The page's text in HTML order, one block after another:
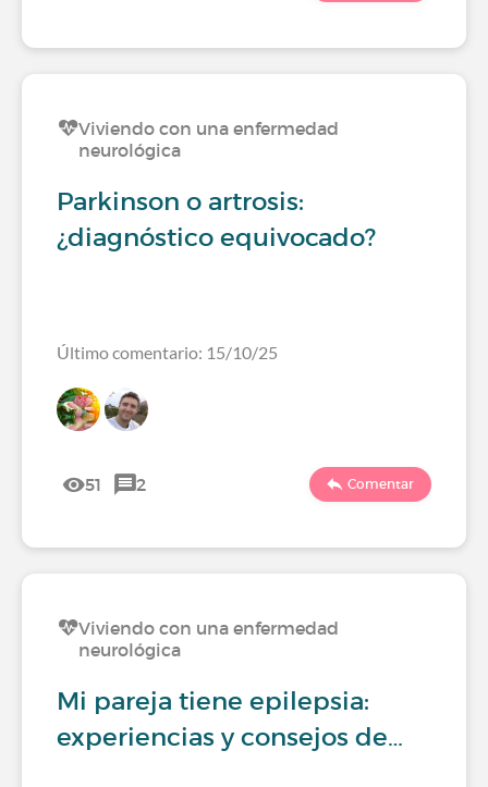
Viviendo con una enfermedad
neurológica
Parkinson o artrosis:
¿diagnóstico equivocado?
Último comentario: 15/10/25
51 2 Comentar
Viviendo con una enfermedad
neurológica
Mi pareja tiene epilepsia:
experiencias y consejos de…